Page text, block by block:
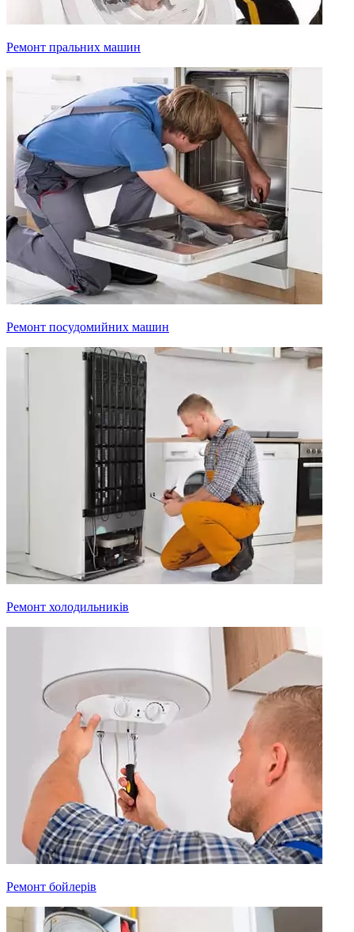
Ремонт пральних машин
Ремонт посудомийних машин
Ремонт холодильників
Ремонт бойлерів